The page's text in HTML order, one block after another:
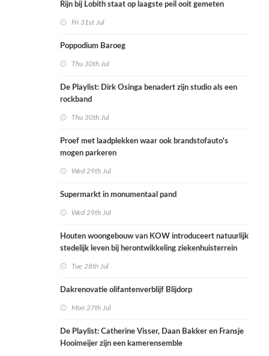
Rijn bij Lobith staat op laagste peil ooit gemeten
Fri 31st Jul
Poppodium Baroeg
Thu 30th Jul
De Playlist: Dirk Osinga benadert zijn studio als een
rockband
Thu 30th Jul
Proef met laadplekken waar ook brandstofauto's
mogen parkeren
Wed 29th Jul
Supermarkt in monumentaal pand
Wed 29th Jul
Houten woongebouw van KOW introduceert natuurlijk
stedelijk leven bij herontwikkeling ziekenhuisterrein
Tue 28th Jul
Dakrenovatie olifantenverblijf Blijdorp
Mon 27th Jul
De Playlist: Catherine Visser, Daan Bakker en Fransje
Hooimeijer zijn een kamerensemble